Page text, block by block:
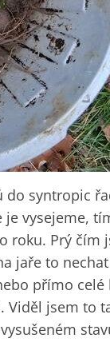
do syntropic
vysejeme,
roku. Prý čím
jaře to
přímo celé
Viděl jsem to